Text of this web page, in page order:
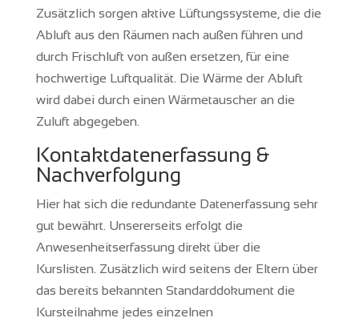
Zusätzlich sorgen aktive Lüftungssysteme, die die
Abluft aus den Räumen nach außen führen und
durch Frischluft von außen ersetzen, für eine
hochwertige Luftqualität. Die Wärme der Abluft
wird dabei durch einen Wärmetauscher an die
Zuluft abgegeben.
Kontaktdatenerfassung &
Nachverfolgung
Hier hat sich die redundante Datenerfassung sehr
gut bewährt. Unsererseits erfolgt die
Anwesenheitserfassung direkt über die
Kurslisten. Zusätzlich wird seitens der Eltern über
das bereits bekannten Standarddokument die
Kursteilnahme jedes einzelnen